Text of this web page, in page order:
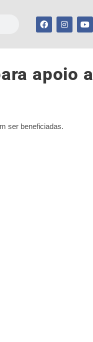
apoio a
ser beneficiadas.